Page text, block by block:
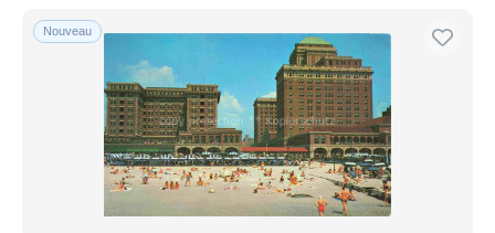
Uniquement en réduction
Livraison gratuite
Méthodes de paiement
PayPal
Virement bancaire
Visa
Nouveau